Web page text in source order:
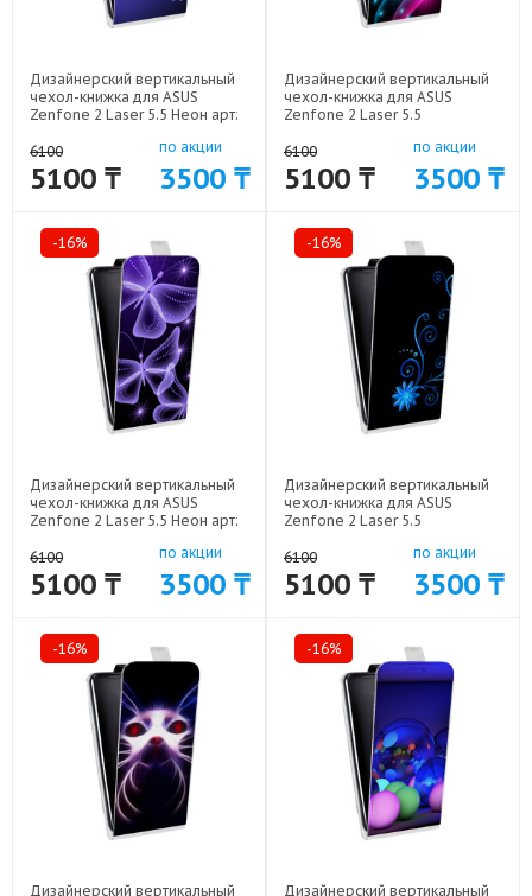
Дизайнерский вертикальный
чехол-книжка для ASUS
Zenfone 2 Laser 5.5 Неон арт:
6100
5100 ₸
по акции
3500 ₸
Дизайнерский вертикальный
чехол-книжка для ASUS
Zenfone 2 Laser 5.5
1610
6100
5100 ₸
по акции
3500 ₸
-16%
Дизайнерский вертикальный
чехол-книжка для ASUS
Zenfone 2 Laser 5.5 Неон арт:
6100
5100 ₸
по акции
3500 ₸
-16%
Дизайнерский вертикальный
чехол-книжка для ASUS
Zenfone 2 Laser 5.5
1638
6100
5100 ₸
по акции
3500 ₸
-16%
Дизайнерский вертикальный
-16%
Дизайнерский вертикальный